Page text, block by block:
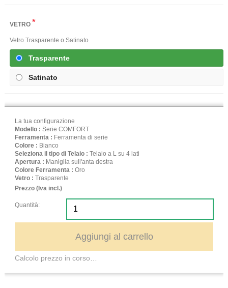
VETRO *
Vetro Trasparente o Satinato
Trasparente
Satinato
La tua configurazione
Modello : Serie COMFORT
Ferramenta : Ferramenta di serie
Colore : Bianco
Seleziona il tipo di Telaio : Telaio a L su 4 lati
Apertura : Maniglia sull'anta destra
Colore Ferramenta : Oro
Vetro : Trasparente
Prezzo (Iva incl.)
Quantità:
Aggiungi al carrello
Calcolo prezzo in corso…